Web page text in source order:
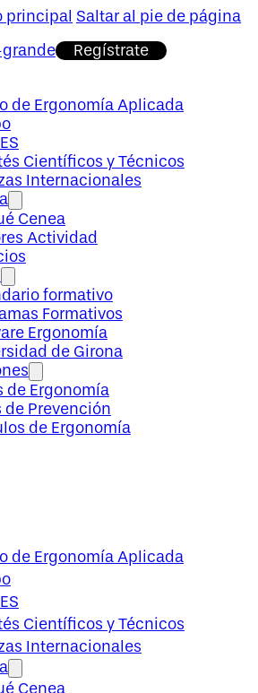
principal Saltar al pie de página
Regístrate
de Ergonomía Aplicada
Científicos y Técnicos
Internacionales
Cenea
Actividad
formativo
Formativos
Ergonomía
de Girona
de Ergonomía
de Prevención
de Ergonomía
de Ergonomía Aplicada
Científicos y Técnicos
Internacionales
Cenea